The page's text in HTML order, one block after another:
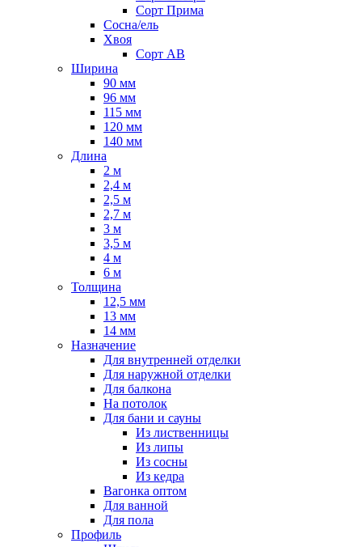
Сорт Прима
Сосна/ель
Хвоя
Сорт AB
Ширина
90 мм
96 мм
115 мм
120 мм
140 мм
Длина
2 м
2,4 м
2,5 м
2,7 м
3 м
3,5 м
4 м
6 м
Толщина
12,5 мм
13 мм
14 мм
Назначение
Для внутренней отделки
Для наружной отделки
Для балкона
На потолок
Для бани и сауны
Из лиственницы
Из липы
Из сосны
Из кедра
Вагонка оптом
Для ванной
Для пола
Профиль